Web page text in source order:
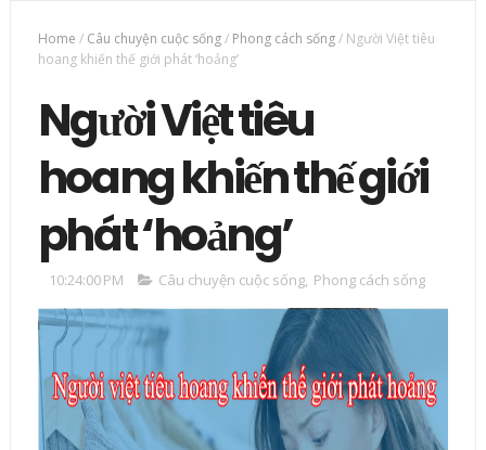
Home / Câu chuyện cuộc sống/ Phong cách sống/ Người Việt tiêu
hoang khiến thế giới phát ‘hoảng’
Người Việt tiêu
hoang khiến thế giới
phát ‘hoảng’
10:24:00 PM Câu chuyện cuộc sống, Phong cách sống